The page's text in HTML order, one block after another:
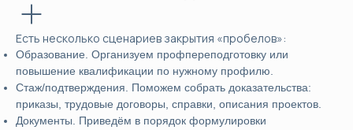
Есть несколько сценариев закрытия «пробелов»:
Образование. Организуем профпереподготовку или
повышение квалификации по нужному профилю.
Стаж/подтверждения. Поможем собрать доказательства:
приказы, трудовые договоры, справки, описания проектов.
Документы. Приведём в порядок формулировки